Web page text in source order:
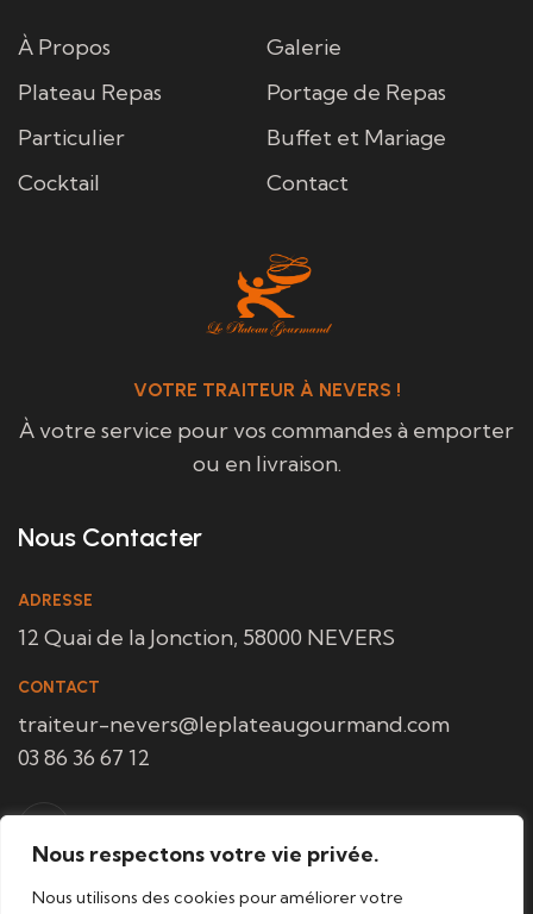
Nous respectons votre vie privée.
Nous utilisons des cookies pour améliorer votre
À Propos
Galerie
Plateau Repas
Portage de Repas
Particulier
Buffet et Mariage
Cocktail
Contact
VOTRE TRAITEUR À NEVERS !
À votre service pour vos commandes à emporter
ou en livraison.
Nous Contacter
ADRESSE
12 Quai de la Jonction, 58000 NEVERS
CONTACT
traiteur-nevers@leplateaugourmand.com
03 86 36 67 12